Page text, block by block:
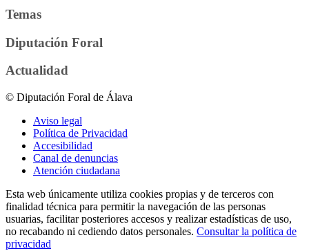
Temas
Diputación Foral
Actualidad
© Diputación Foral de Álava
Aviso legal
Política de Privacidad
Accesibilidad
Canal de denuncias
Atención ciudadana
Esta web únicamente utiliza cookies propias y de terceros con
finalidad técnica para permitir la navegación de las personas
usuarias, facilitar posteriores accesos y realizar estadísticas de uso,
no recabando ni cediendo datos personales. Consultar la política de
privacidad